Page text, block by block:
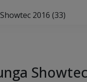
2016 (33)